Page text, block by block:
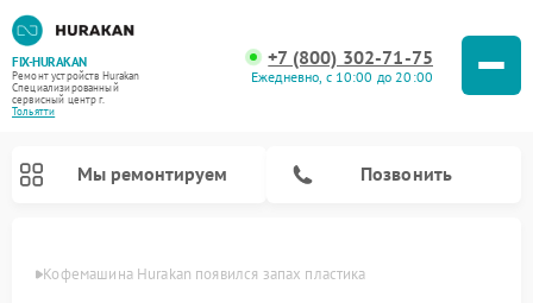
FIX-HURAKAN
Ремонт устройств Hurakan
Специализированный
cервисный центр г.
Тольятти
+7 (800) 302-71-75
Ежедневно, с 10:00 до 20:00
Мы ремонтируем Позвонить
Кофемашина Hurakan появился запах пластика